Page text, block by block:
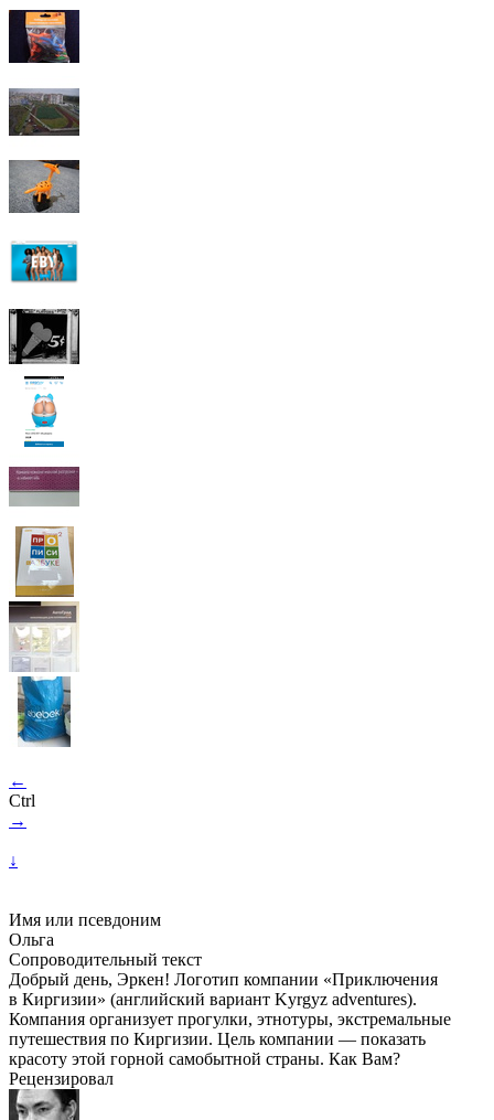
←
Ctrl
→
↓
Имя или псевдоним
Ольга
Сопроводительный текст
Добрый день, Эркен! Логотип компании «Приключения
в Киргизии» (английский вариант Kyrgyz adventures).
Компания организует прогулки, этнотуры, экстремальные
путешествия по Киргизии. Цель компании — показать
красоту этой горной самобытной страны. Как Вам?
Рецензировал